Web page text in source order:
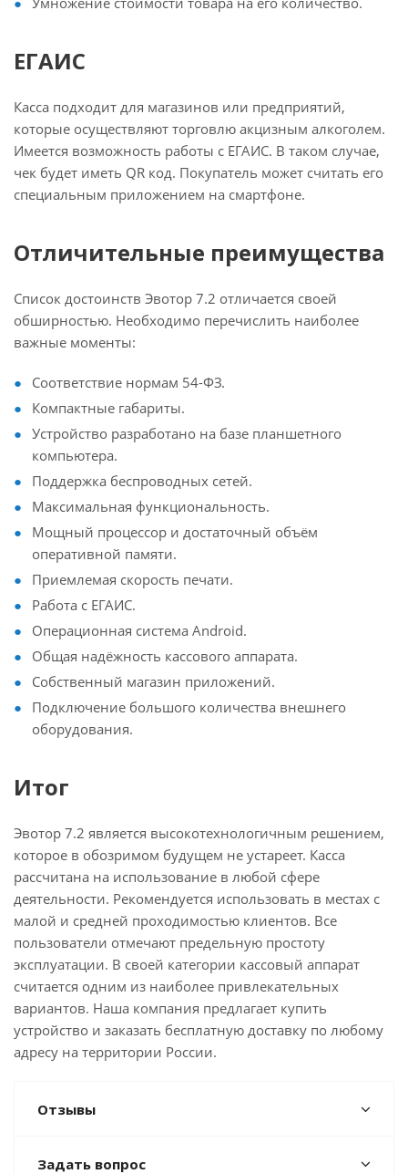
ЕГАИС
Касса подходит для магазинов или предприятий,
которые осуществляют торговлю акцизным алкоголем.
Имеется возможность работы с ЕГАИС. В таком случае,
чек будет иметь QR код. Покупатель может считать его
специальным приложением на смартфоне.
Отличительные преимущества
Список достоинств Эвотор 7.2 отличается своей
обширностью. Необходимо перечислить наиболее
важные моменты:
Соответствие нормам 54-ФЗ.
Компактные габариты.
Устройство разработано на базе планшетного
компьютера.
Поддержка беспроводных сетей.
Максимальная функциональность.
Мощный процессор и достаточный объём
оперативной памяти.
Приемлемая скорость печати.
Работа с ЕГАИС.
Операционная система Android.
Общая надёжность кассового аппарата.
Собственный магазин приложений.
Подключение большого количества внешнего
оборудования.
Итог
Эвотор 7.2 является высокотехнологичным решением,
которое в обозримом будущем не устареет. Касса
рассчитана на использование в любой сфере
деятельности. Рекомендуется использовать в местах с
малой и средней проходимостью клиентов. Все
пользователи отмечают предельную простоту
эксплуатации. В своей категории кассовый аппарат
считается одним из наиболее привлекательных
вариантов. Наша компания предлагает купить
устройство и заказать бесплатную доставку по любому
адресу на территории России.
Отзывы
Задать вопрос